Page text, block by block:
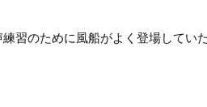
習のために風船がよく登場してい